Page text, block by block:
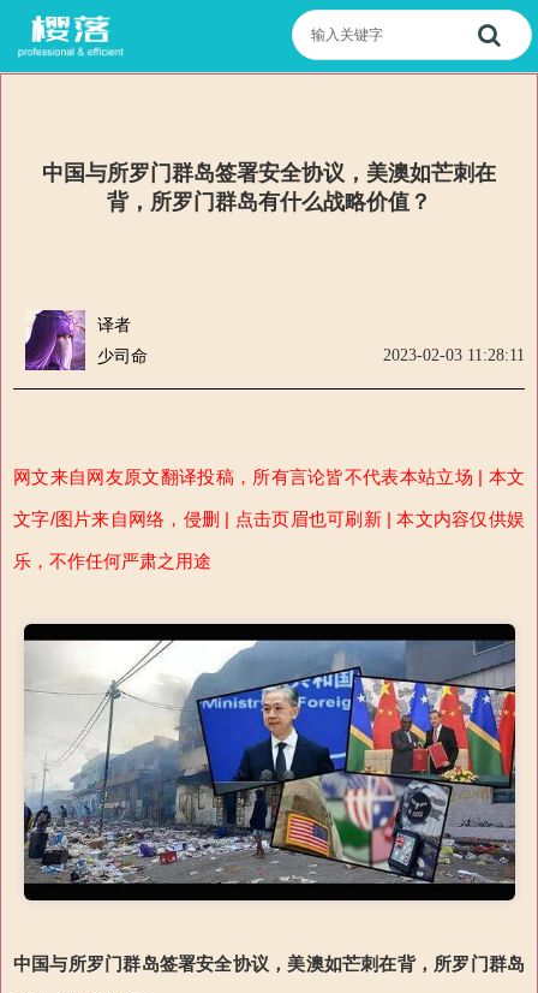
中国与所罗门群岛签署安全协议，美澳如芒刺在
背，所罗门群岛有什么战略价值？
译者
少司命
2023-02-03 11:28:11
网文来自网友原文翻译投稿，所有言论皆不代表本站立场 | 本文
文字/图片来自网络，侵删 | 点击页眉也可刷新 | 本文内容仅供娱
乐，不作任何严肃之用途
中国与所罗门群岛签署安全协议，美澳如芒刺在背，所罗门群岛